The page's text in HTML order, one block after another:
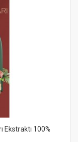
Ekstraktı 100%